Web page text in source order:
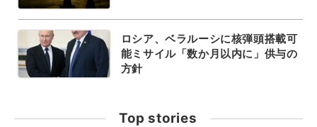
ロシア、ベラルーシに核弾頭搭載可
能ミサイル「数か月以内に」供与の
方針
Top stories